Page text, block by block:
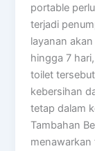
portable
terjadi
layanan
hingga 7
toilet
kebersihan
tetap dalam
Tambahan